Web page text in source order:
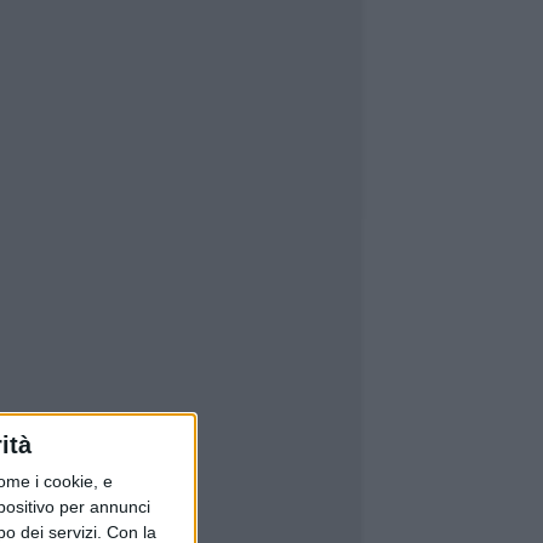
i cookie, e
per annunci
dei servizi. Con la